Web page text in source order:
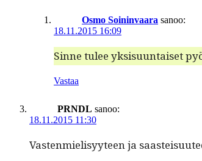
Osmo Soininvaara sanoo:
18.11.2015 16:09
Sinne tulee yksisu­un­taiset
Vastaa
PRNDL sanoo:
18.11.2015 11:30
Vas­ten­mielisyy­teen ja